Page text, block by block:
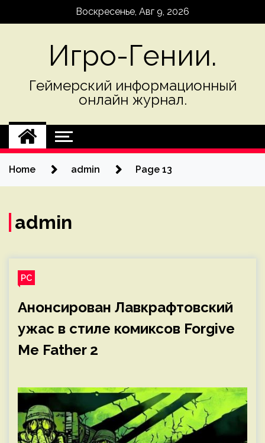
Воскресенье, Авг 9, 2026
Игро-Гении.
Геймерский информационный
онлайн журнал.
Home admin Page 13
admin
PC
Анонсирован Лавкрафтовский
ужас в стиле комиксов Forgive
Me Father 2